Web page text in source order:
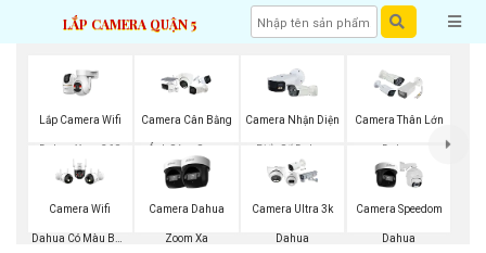
LẮP CAMERA QUẬN 5
Lắp Camera Wifi
Dahua Xoay 360
Camera Cân Bằng
Ánh Sáng Super
Adapt
Camera Nhận Diện
Biển Số Dahua
Camera Thân Lớn
Dahua
Camera Wifi
Dahua Có Màu Ban
Camera Dahua
Zoom Xa
Camera Ultra 3k
Dahua
Camera Speedom
Dahua